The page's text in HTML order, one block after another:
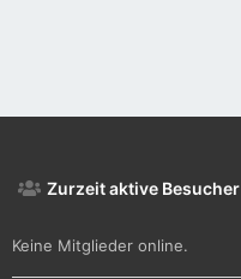
Zurzeit aktive Besucher
Keine Mitglieder online.